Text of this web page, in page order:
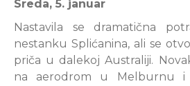
Sreda, 5. januar
Nastavila se dramatična
nestanku Splićanina, ali se
priča u dalekoj Australiji.
na aerodrom u Melburnu i